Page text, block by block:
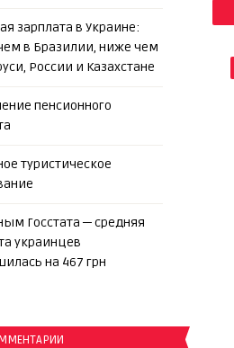
зарплата в Украине:
в Бразилии, ниже чем
России и Казахстане
пенсионного
туристическое
Госстата ─ средняя
украинцев
на 467 грн